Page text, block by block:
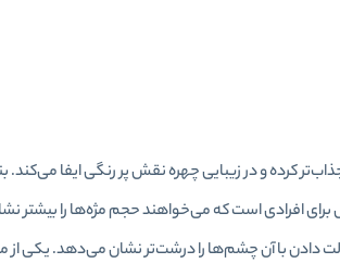
کرده و در زیبایی چهره نقش پر رنگی ایفا می‌کند.
افرادی است که می‌خواهند حجم مژه‌ها را بیشتر
دادن با آن چشم‌ها را درشت‌تر نشان می‌دهد. یکی از